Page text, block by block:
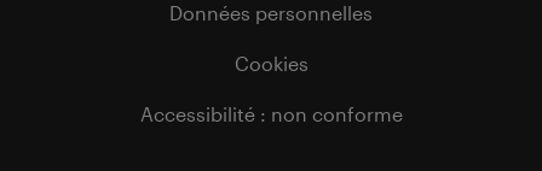
Données personnelles
Cookies
Accessibilité : non conforme